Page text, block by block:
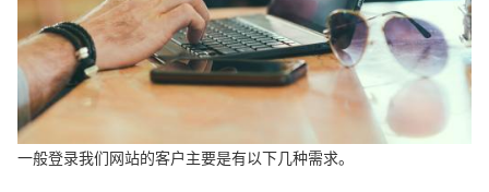
一般登录我们网站的客户主要是有以下几种需求。